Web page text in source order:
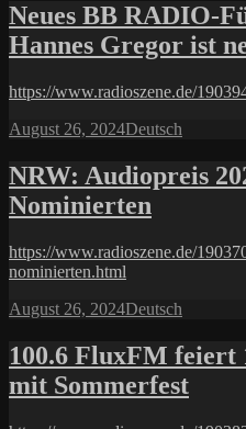
Neues BB RADIO-
Hannes Gregor ist
https://www.radioszene.de/
Posted
August 26, 2024Categories
Deutsch
NRW: Audiopreis
Nominierten
https://www.radioszene.de/
nominierten.html
Posted
August 26, 2024Categories
Deutsch
100.6 FluxFM feiert
mit Sommerfest